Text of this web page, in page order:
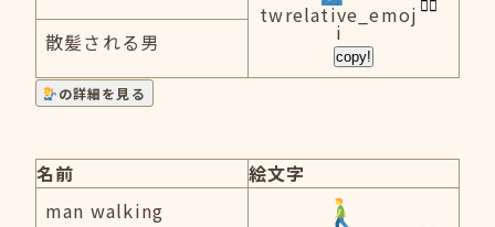
twrelative_emoj
i
copy!
散髪される男
の詳細を見る
名前
絵文字
man walking